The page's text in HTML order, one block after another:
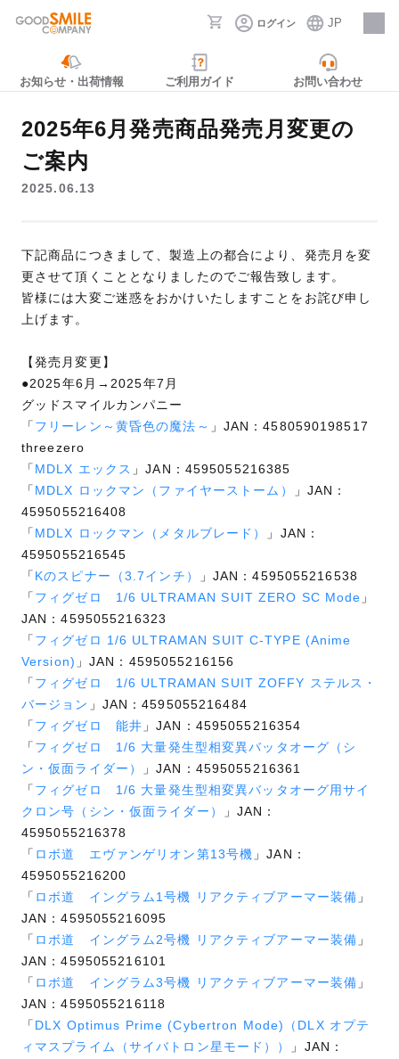
ログイン JP
採用情報
お知らせ・出荷情報 ご利用ガイド お問い合わせ
2025年6月発売商品発売月変更の
ご案内
2025.06.13
下記商品につきまして、製造上の都合により、発売月を変
更させて頂くこととなりましたのでご報告致します。
皆様には大変ご迷惑をおかけいたしますことをお詫び申し
上げます。
【発売月変更】
●2025年6月→2025年7月
グッドスマイルカンパニー
「 フリーレン～黄昏色の魔法～ 」JAN：4580590198517
threezero
「 MDLX エックス 」JAN：4595055216385
「 MDLX ロックマン（ファイヤーストーム）
」JAN：
4595055216408
「 MDLX ロックマン（メタルブレード）
」JAN：
4595055216545
「 Kのスピナー（3.7インチ）
」JAN：4595055216538
「 フィグゼロ 1/6 ULTRAMAN SUIT ZERO SC Mode 」
JAN：4595055216323
「 フィグゼロ 1/6 ULTRAMAN SUIT C-TYPE (Anime
Version) 」JAN：4595055216156
「 フィグゼロ 1/6 ULTRAMAN SUIT ZOFFY ステルス・
バージョン 」JAN：4595055216484
「 フィグゼロ 能井 」JAN：4595055216354
「 フィグゼロ 1/6 大量発生型相変異バッタオーグ（シ
ン・仮面ライダー）
」JAN：4595055216361
「 フィグゼロ 1/6 大量発生型相変異バッタオーグ用サイ
クロン号（シン・仮面ライダー）
」JAN：
4595055216378
「 ロボ道 エヴァンゲリオン第13号機 」JAN：
4595055216200
「 ロボ道 イングラム1号機 リアクティブアーマー装備 」
JAN：4595055216095
「 ロボ道 イングラム2号機 リアクティブアーマー装備 」
JAN：4595055216101
「 ロボ道 イングラム3号機 リアクティブアーマー装備 」
JAN：4595055216118
「 DLX Optimus Prime (Cybertron Mode)（DLX オプテ
ィマスプライム（サイバトロン星モード））
」JAN：